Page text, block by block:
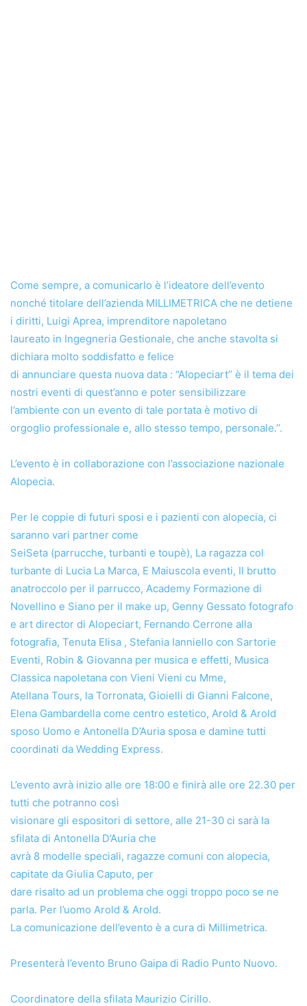
Come sempre, a comunicarlo è l’ideatore dell’evento
nonché titolare dell’azienda MILLIMETRICA che ne detiene
i diritti, Luigi Aprea, imprenditore napoletano
laureato in Ingegneria Gestionale, che anche stavolta si
dichiara molto soddisfatto e felice
di annunciare questa nuova data : ‘’Alopeciart’’ è il tema dei
nostri eventi di quest’anno e poter sensibilizzare
l’ambiente con un evento di tale portata è motivo di
orgoglio professionale e, allo stesso tempo, personale.’’.
L’evento è in collaborazione con l’associazione nazionale
Alopecia.
Per le coppie di futuri sposi e i pazienti con alopecia, ci
saranno vari partner come
SeiSeta (parrucche, turbanti e toupè), La ragazza col
turbante di Lucia La Marca, E Maiuscola eventi, Il brutto
anatroccolo per il parrucco, Academy Formazione di
Novellino e Siano per il make up, Genny Gessato fotografo
e art director di Alopeciart, Fernando Cerrone alla
fotografia, Tenuta Elisa , Stefania Ianniello con Sartorie
Eventi, Robin & Giovanna per musica e effetti, Musica
Classica napoletana con Vieni Vieni cu Mme,
Atellana Tours, la Torronata, Gioielli di Gianni Falcone,
Elena Gambardella come centro estetico, Arold & Arold
sposo Uomo e Antonella D’Auria sposa e damine tutti
coordinati da Wedding Express.
L’evento avrà inizio alle ore 18:00 e finirà alle ore 22.30 per
tutti che potranno così
visionare gli espositori di settore, alle 21-30 ci sarà la
sfilata di Antonella D’Auria che
avrà 8 modelle speciali, ragazze comuni con alopecia,
capitate da Giulia Caputo, per
dare risalto ad un problema che oggi troppo poco se ne
parla. Per l’uomo Arold & Arold.
La comunicazione dell’evento è a cura di Millimetrica.
Presenterà l’evento Bruno Gaipa di Radio Punto Nuovo.
Coordinatore della sfilata Maurizio Cirillo.